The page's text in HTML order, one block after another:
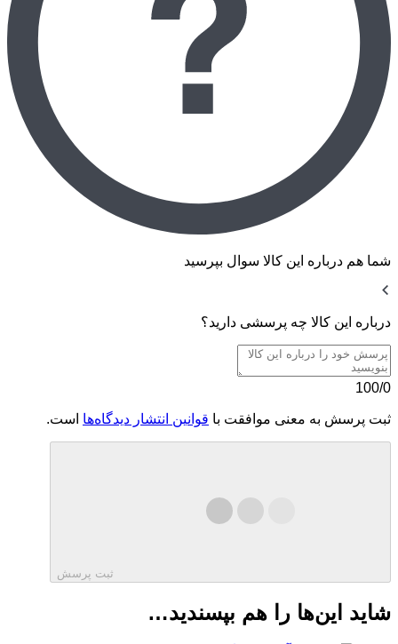
شما هم درباره این کالا سوال بپرسید
درباره این کالا چه پرسشی دارید؟
100/0
ثبت پرسش به معنی موافقت با قوانین انتشار دیدگاه‌ها است.
ثبت پرسش
شاید این‌ها را هم بپسندید…